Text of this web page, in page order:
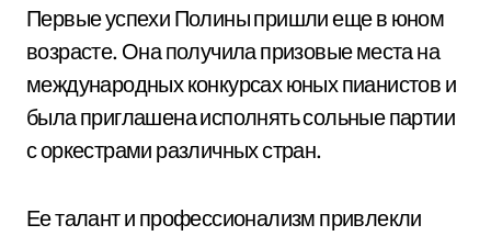
Первые успехи Полины пришли еще в юном
возрасте. Она получила призовые места на
международных конкурсах юных пианистов и
была приглашена исполнять сольные партии
с оркестрами различных стран.
Ее талант и профессионализм привлекли